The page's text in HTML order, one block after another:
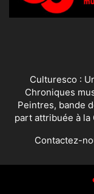
Culturesco :
Chroniques
Peintres, bande
part attribuée à
Contactez-